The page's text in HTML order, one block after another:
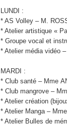
LUNDI :
* AS Volley – M.
* Atelier artistique «
* Groupe vocal et
* Atelier média vidéo
MARDI :
* Club santé – Mme
* Club mangrove –
* Atelier création
* Atelier Manga –
* Atelier Bulles de